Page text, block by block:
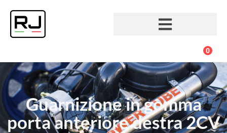
0
Guarnizione in gomma
porta anteriore destra 2CV